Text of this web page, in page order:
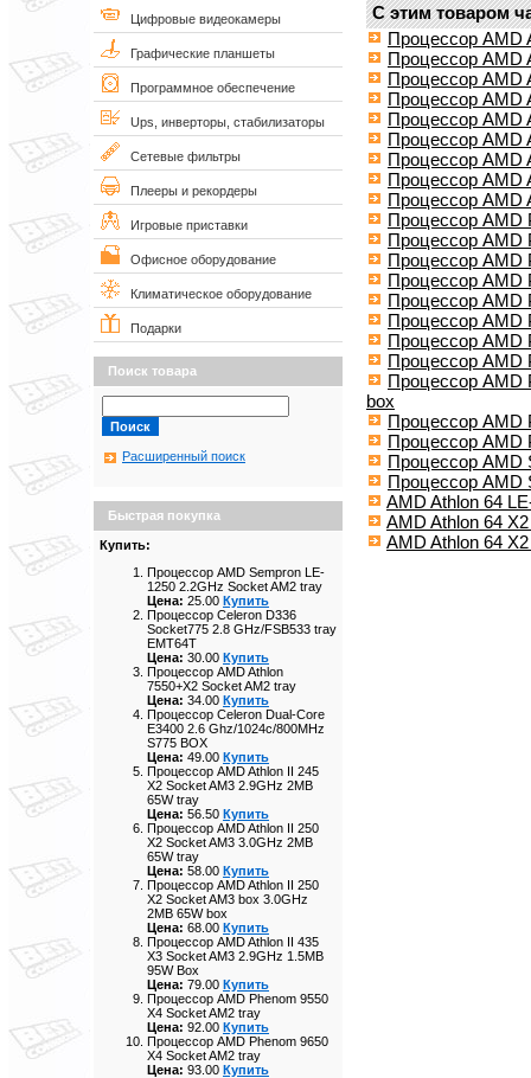
Цифровые видеокамеры
Графические планшеты
Программное обеспечение
Ups, инверторы, стабилизаторы
Сетевые фильтры
Плееры и рекордеры
Игровые приставки
Офисное оборудование
Климатическое оборудование
Подарки
Поиск товара
Расширенный поиск
Быстрая покупка
Купить:
Процессор AMD Sempron LE-
1250 2.2GHz Socket AM2 tray
Цена: 25.00 Купить
Процессор Celeron D336
Socket775 2.8 GHz/FSB533 tray
EMT64T
Цена: 30.00 Купить
Процессор AMD Athlon
7550+X2 Socket AM2 tray
Цена: 34.00 Купить
Процессор Celeron Dual-Core
E3400 2.6 Ghz/1024с/800MHz
S775 BOX
Цена: 49.00 Купить
Процессор AMD Athlon II 245
X2 Socket AM3 2.9GHz 2MB
65W tray
Цена: 56.50 Купить
Процессор AMD Athlon II 250
X2 Socket AM3 3.0GHz 2MB
65W tray
Цена: 58.00 Купить
Процессор AMD Athlon II 250
X2 Socket AM3 box 3.0GHz
2MB 65W box
Цена: 68.00 Купить
Процессор AMD Athlon II 435
X3 Socket AM3 2.9GHz 1.5MB
95W Box
Цена: 79.00 Купить
Процессор AMD Phenom 9550
X4 Socket AM2 tray
Цена: 92.00 Купить
Процессор AMD Phenom 9650
X4 Socket AM2 tray
Цена: 93.00 Купить
С этим товаром
Процессор AMD
Процессор AMD
Процессор AMD
Процессор AMD
Процессор AMD
Процессор AMD
Процессор AMD
Процессор AMD
Процессор AMD
Процессор AMD
Процессор AMD
Процессор AMD
Процессор AMD
Процессор AMD
Процессор AMD
Процессор AMD
Процессор AMD
Процессор AMD
box
Процессор AMD
Процессор AMD
Процессор AMD
Процессор AMD
AMD Athlon 64
AMD Athlon 64
AMD Athlon 64